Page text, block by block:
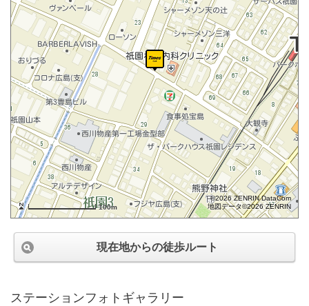
100m
©2026 ZENRIN DataCom
地図データ©2026 ZENRIN
現在地からの徒歩ルート
ステーションフォトギャラリー